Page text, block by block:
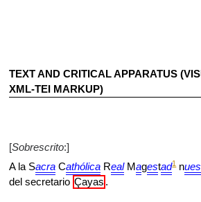
TEXT AND CRITICAL APPARATUS
XML-TEI MARKUP)
[Sobrescrito:]
A la Sacra Cathólica RealMagestad1n
del secretario Çayas .